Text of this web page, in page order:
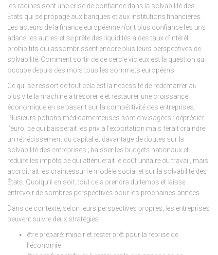
les racines sont une crise de confiance dans la solvabilité des
Etats qui se propage aux banques et aux institutions financières.
Les acteurs de la finance européenne n’ont plus confiance les uns
adans les autres et se prête des liquidités à des taux d’intérêt
prohibitifs qui assombrissent encore plus leurs perspectives de
solvabilité. Comment sortir de ce cercle vicieux est la question qui
occupe depuis des mois tous les sommets européens.
Ce qui se ressort de tout cela est la nécessité de redémarrer au
plus vite la machine à trésorerie et restaurer une croissance
économique en se basant sur la compétitivité des entreprises.
Plusieurs potions médicamenteuses sont envisagées : déprécier
l’euro, ce qui baisserait les prix à l’exportation mais ferait craindre
un rétrécissement du capital et davantage de doutes sur la
solvabilité des entreprises ; baisser les budgets nationaux et
réduire les impôts ce qui atténuerait le coût unitaire du travail, mais
accroîtrait les craintessur le modèle social et sur la solvabilité des
États. Quoiqu’il en soit, tout cela prendra du temps et laisse
entrevoir de sombres perspectives pour les prochaines années.
Dans ce contexte, selon leurs perspectives propres, les entreprises
peuvent suivre deux stratégies :
être préparé: mincir et rester prêt pour la reprise de
l’économie